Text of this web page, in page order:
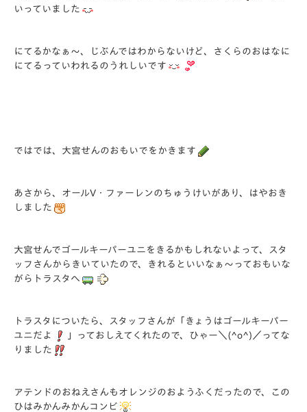
いっていました
にてるかなぁ～、じぶんではわからないけど、さくらのおはなに
にてるっていわれるのうれしいです
ではでは、大宮せんのおもいでをかきます
あさから、オールV・ファーレンのちゅうけいがあり、はやおき
しました
大宮せんでゴールキーパーユニをきるかもしれないよって、スタ
ッフさんからきいていたので、きれるといいなぁ～っておもいな
がらトラスタへ
トラスタについたら、スタッフさんが「きょうはゴールキーパー
ユニだよ
」っておしえてくれたので、ひゃー＼(^o^)／ってな
りました
アテンドのおねえさんもオレンジのおようふくだったので、この
ひはみかんみかんコンビ